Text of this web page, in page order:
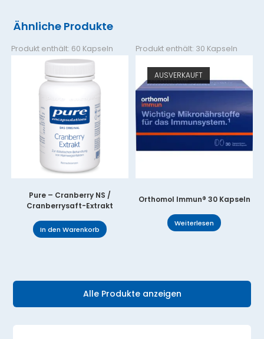
Ähnliche Produkte
Produkt enthält: 60 Kapseln
Pure – Cranberry NS /
Cranberrysaft-Extrakt
In den Warenkorb
Produkt enthält: 30 Kapseln
AUSVERKAUFT
Orthomol Immun® 30 Kapseln
Weiterlesen
Alle Produkte anzeigen